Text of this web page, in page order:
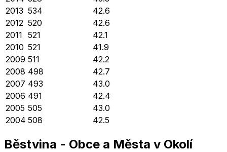
2013 534
42.6
2012 520
42.6
2011 521
42.1
2010 521
41.9
2009 511
42.2
2008 498
42.7
2007 493
43.0
2006 491
42.4
2005 505
43.0
2004 508 42.5
Běstvina - Obce a Města v Okolí